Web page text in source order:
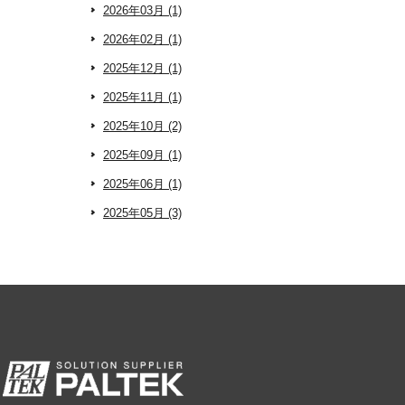
2026年03月 (1)
2026年02月 (1)
2025年12月 (1)
2025年11月 (1)
2025年10月 (2)
2025年09月 (1)
2025年06月 (1)
2025年05月 (3)